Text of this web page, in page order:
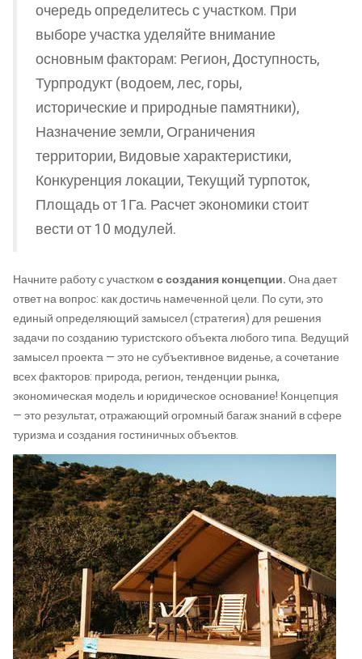
очередь определитесь с участком. При
выборе участка уделяйте внимание
основным факторам: Регион, Доступность,
Турпродукт (водоем, лес, горы,
исторические и природные памятники),
Назначение земли, Ограничения
территории, Видовые характеристики,
Конкуренция локации, Текущий турпоток,
Площадь от 1Га. Расчет экономики стоит
вести от 10 модулей.
Начните работу с участкомс создания концепции.Она дает
ответ на вопрос: как достичь намеченной цели. По сути, это
единый определяющий замысел (стратегия) для решения
задачи по созданию туристского объекта любого типа. Ведущий
замысел проекта — это не субъективное виденье, а сочетание
всех факторов: природа, регион, тенденции рынка,
экономическая модель и юридическое основание! Концепция
— это результат, отражающий огромный багаж знаний в сфере
туризма и создания гостиничных объектов.